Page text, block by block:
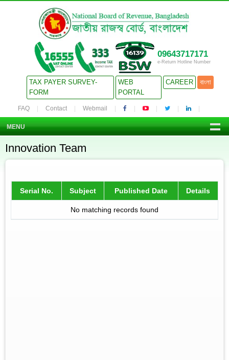
09643717171
e-Return Hotline Number
TAX PAYER SURVEY-
FORM
WEB
PORTAL
CAREER বাংলা
FAQ Contact Webmail
MENU
Innovation Team
Serial No. Subject Published Date Details
No matching records found